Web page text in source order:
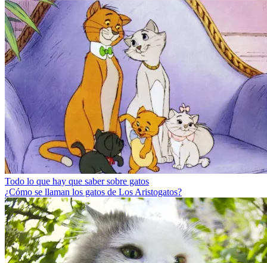
Todo lo que hay que saber sobre gatos
¿Cómo se llaman los gatos de Los Aristogatos?